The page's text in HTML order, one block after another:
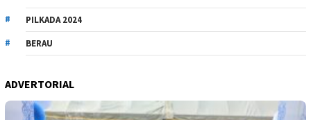
PILKADA 2024
BERAU
ADVERTORIAL